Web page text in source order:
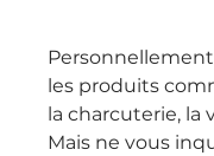
les produits
la charcuterie, la
Mais ne vous